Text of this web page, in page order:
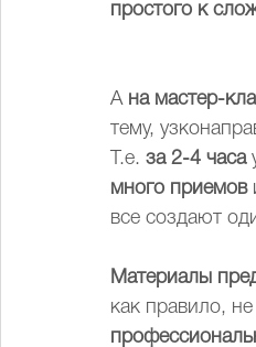
простого к
А на мастер-
тему,
Т.е. за 2-4 часа
много приемов
все создают
Материалы
как правило,